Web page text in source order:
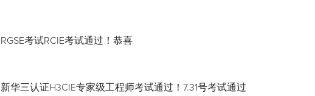
RGSE考试RCIE考试通过！恭喜
新华三认证H3CIE专家级工程师考试通过！7.31号考试通过